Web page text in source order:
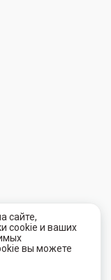
сайте,
cookie и ваших
вы можете